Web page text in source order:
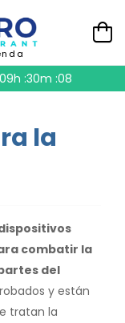
:30m :07
la
combatir la
del
y están
tratan la